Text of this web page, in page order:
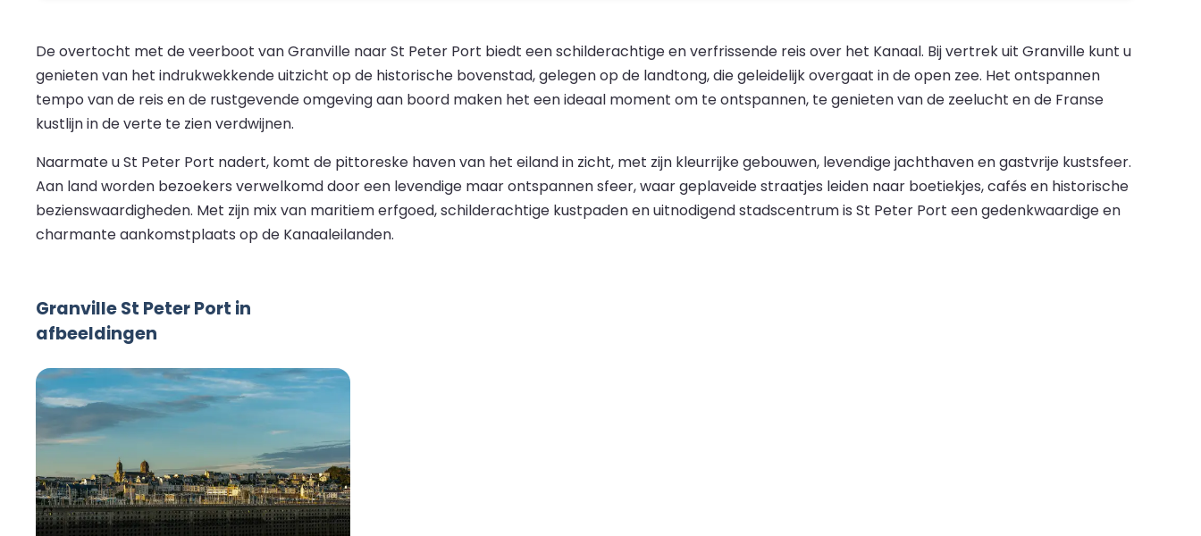
De overtocht met de veerboot van Granville naar St Peter Port biedt een schilderachtige en verfrissende reis over het Kanaal. Bij vertrek uit Granville kunt u
genieten van het indrukwekkende uitzicht op de historische bovenstad, gelegen op de landtong, die geleidelijk overgaat in de open zee. Het ontspannen
tempo van de reis en de rustgevende omgeving aan boord maken het een ideaal moment om te ontspannen, te genieten van de zeelucht en de Franse
kustlijn in de verte te zien verdwijnen.
Naarmate u St Peter Port nadert, komt de pittoreske haven van het eiland in zicht, met zijn kleurrijke gebouwen, levendige jachthaven en gastvrije kustsfeer.
Aan land worden bezoekers verwelkomd door een levendige maar ontspannen sfeer, waar geplaveide straatjes leiden naar boetiekjes, cafés en historische
bezienswaardigheden. Met zijn mix van maritiem erfgoed, schilderachtige kustpaden en uitnodigend stadscentrum is St Peter Port een gedenkwaardige en
charmante aankomstplaats op de Kanaaleilanden.
Granville St Peter Port in
afbeeldingen